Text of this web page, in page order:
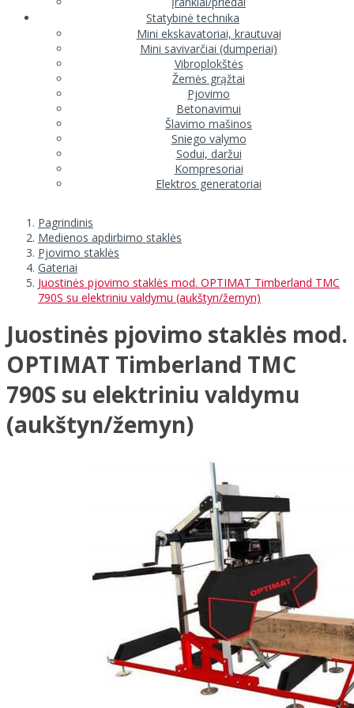
Statybinė technika
Mini ekskavatoriai, krautuvai
Mini savivarčiai (dumperiai)
Vibroplokštės
Žemės grąžtai
Pjovimo
Betonavimui
Šlavimo mašinos
Sniego valymo
Sodui, daržui
Kompresoriai
Elektros generatoriai
Pagrindinis
Medienos apdirbimo staklės
Pjovimo staklės
Gateriai
Juostinės pjovimo staklės mod. OPTIMAT Timberland TMC
790S su elektriniu valdymu (aukštyn/žemyn)
Juostinės pjovimo staklės mod.
OPTIMAT Timberland TMC
790S su elektriniu valdymu
(aukštyn/žemyn)